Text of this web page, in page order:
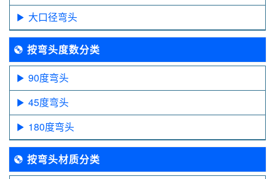
大口径弯头
按弯头度数分类
90度弯头
45度弯头
180度弯头
按弯头材质分类